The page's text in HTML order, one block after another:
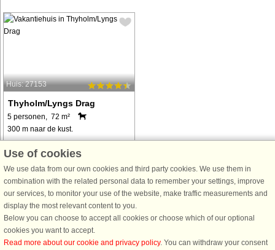
Huis: 27153
Thyholm/Lyngs Drag
5 personen, 72 m²
300 m naar de kust.
Hell und freundlich eingerichtetes
Naturgrundstück, in ruhiger
Umgebung und nur ca. 300 m vom
Limfjord gelegen. Der Wohnraum ist
komfortabel möbliert und mit dem
Küchenbereich offen ...
van € 648
Use of cookies
We use data from our own cookies and third party cookies. We use them in
combination with the related personal data to remember your settings, improve
our services, to monitor your use of the website, make traffic measurements and
display the most relevant content to you.
Below you can choose to accept all cookies or choose which of our optional
cookies you want to accept.
Read more about our cookie and privacy policy. You can withdraw your consent